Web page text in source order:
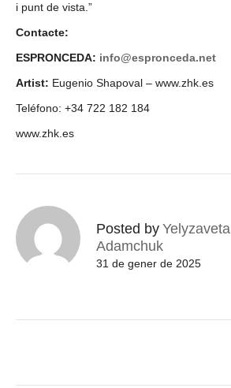
i punt de vista.”
Contacte:
ESPRONCEDA: info@espronceda.net
Artist: Eugenio Shapoval – www.zhk.es
Teléfono: +34 722 182 184
www.zhk.es
Posted by Yelyzaveta
Adamchuk
31 de gener de 2025